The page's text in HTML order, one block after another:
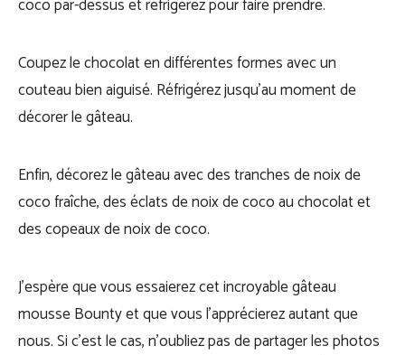
coco par-dessus et réfrigérez pour faire prendre.
Coupez le chocolat en différentes formes avec un
couteau bien aiguisé. Réfrigérez jusqu’au moment de
décorer le gâteau.
Enfin, décorez le gâteau avec des tranches de noix de
coco fraîche, des éclats de noix de coco au chocolat et
des copeaux de noix de coco.
J’espère que vous essaierez cet incroyable gâteau
mousse Bounty et que vous l’apprécierez autant que
nous. Si c’est le cas, n’oubliez pas de partager les photos